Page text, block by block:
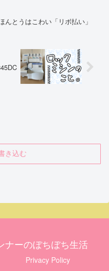
んとうはこわい「リボ払い」
き込む
ナーのぼちぼち生活
Privacy Policy